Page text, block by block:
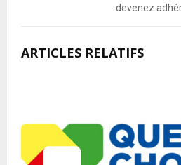
devenez
ARTICLES RELATIFS